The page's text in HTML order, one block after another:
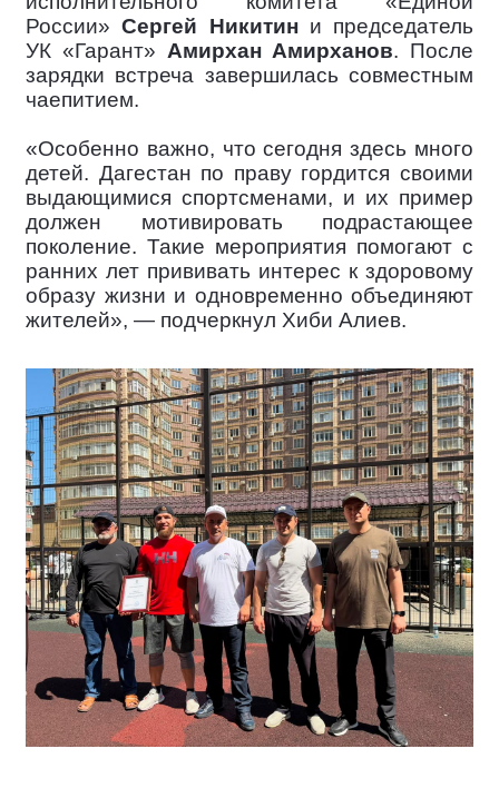
России»Сергей Никитини председатель
УК «Гарант» Амирхан Амирханов. После
зарядки встреча завершилась совместным
чаепитием.
«Особенно важно, что сегодня здесь много
детей. Дагестан по праву гордится своими
выдающимися спортсменами, и их пример
должен мотивировать подрастающее
поколение. Такие мероприятия помогают с
ранних лет прививать интерес к здоровому
образу жизни и одновременно объединяют
жителей», — подчеркнул Хиби Алиев.